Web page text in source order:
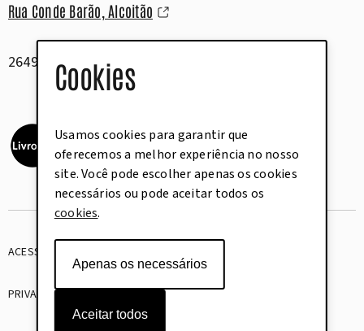
Cookies
Usamos cookies para garantir que
oferecemos a melhor experiência no nosso
site. Você pode escolher apenas os cookies
necessários ou pode aceitar todos os
cookies.
Apenas os necessários
Aceitar todos
Rua Conde Barão, Alcoitão
2649-506 Alcabideche
ACESSIBILIDADE
PRIVACIDADE COOKIES